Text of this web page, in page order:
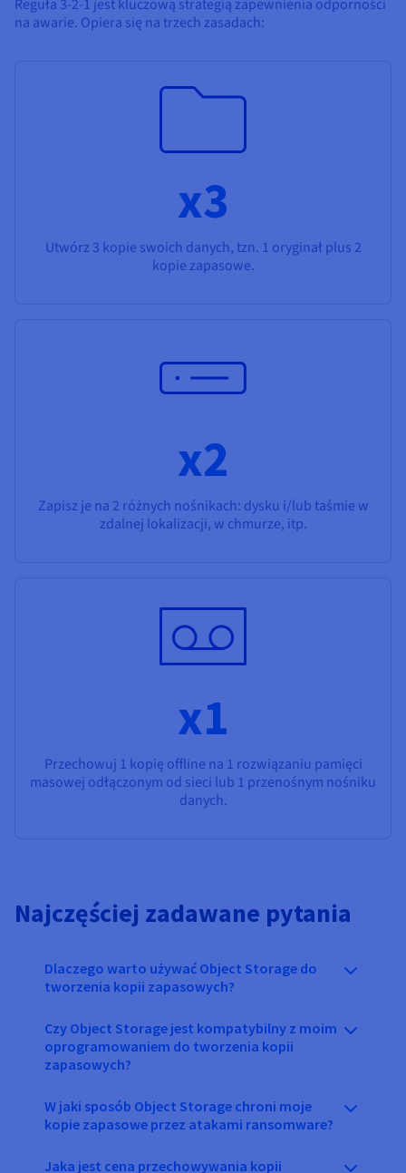
Reguła 3-2-1 jest kluczową strategią zapewnienia odporności
na awarie. Opiera się na trzech zasadach:
x3
Utwórz 3 kopie swoich danych, tzn. 1 oryginał plus 2
kopie zapasowe.
x2
Zapisz je na 2 różnych nośnikach: dysku i/lub taśmie w
zdalnej lokalizacji, w chmurze, itp.
x1
Przechowuj 1 kopię offline na 1 rozwiązaniu pamięci
masowej odłączonym od sieci lub 1 przenośnym nośniku
danych.
Najczęściej zadawane pytania
Dlaczego warto używać Object Storage do
tworzenia kopii zapasowych?
Czy Object Storage jest kompatybilny z moim
oprogramowaniem do tworzenia kopii
zapasowych?
W jaki sposób Object Storage chroni moje
kopie zapasowe przez atakami ransomware?
Jaka jest cena przechowywania kopii